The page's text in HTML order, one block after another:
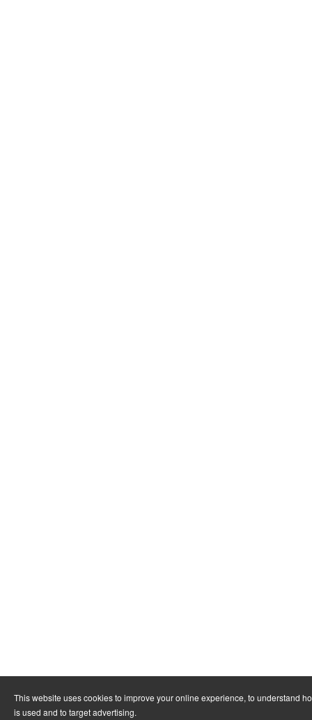
This website uses cookies to improve your online experience, to understand
is used and to target advertising.